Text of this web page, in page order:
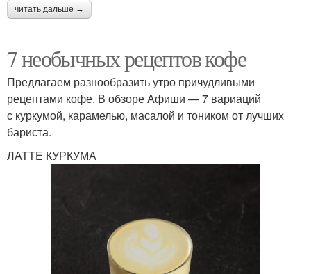
читать дальше →
7 необычных рецептов кофе
Предлагаем разнообразить утро причудливыми
рецептами кофе. В обзоре Афиши — 7 вариаций
с куркумой, карамелью, масалой и тоником от лучших
бариста.
ЛАТТЕ КУРКУМА